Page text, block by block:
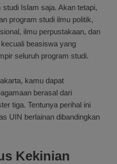
Islam saja. Akan tetapi,
program studi ilmu politik,
ilmu perpustakaan, dan
beasiswa yang
seluruh program studi.
kamu dapat
berasal dari
tiga. Tentunya perihal ini
UIN berlainan dibandingkan
Kekinian